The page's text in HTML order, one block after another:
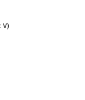
V)